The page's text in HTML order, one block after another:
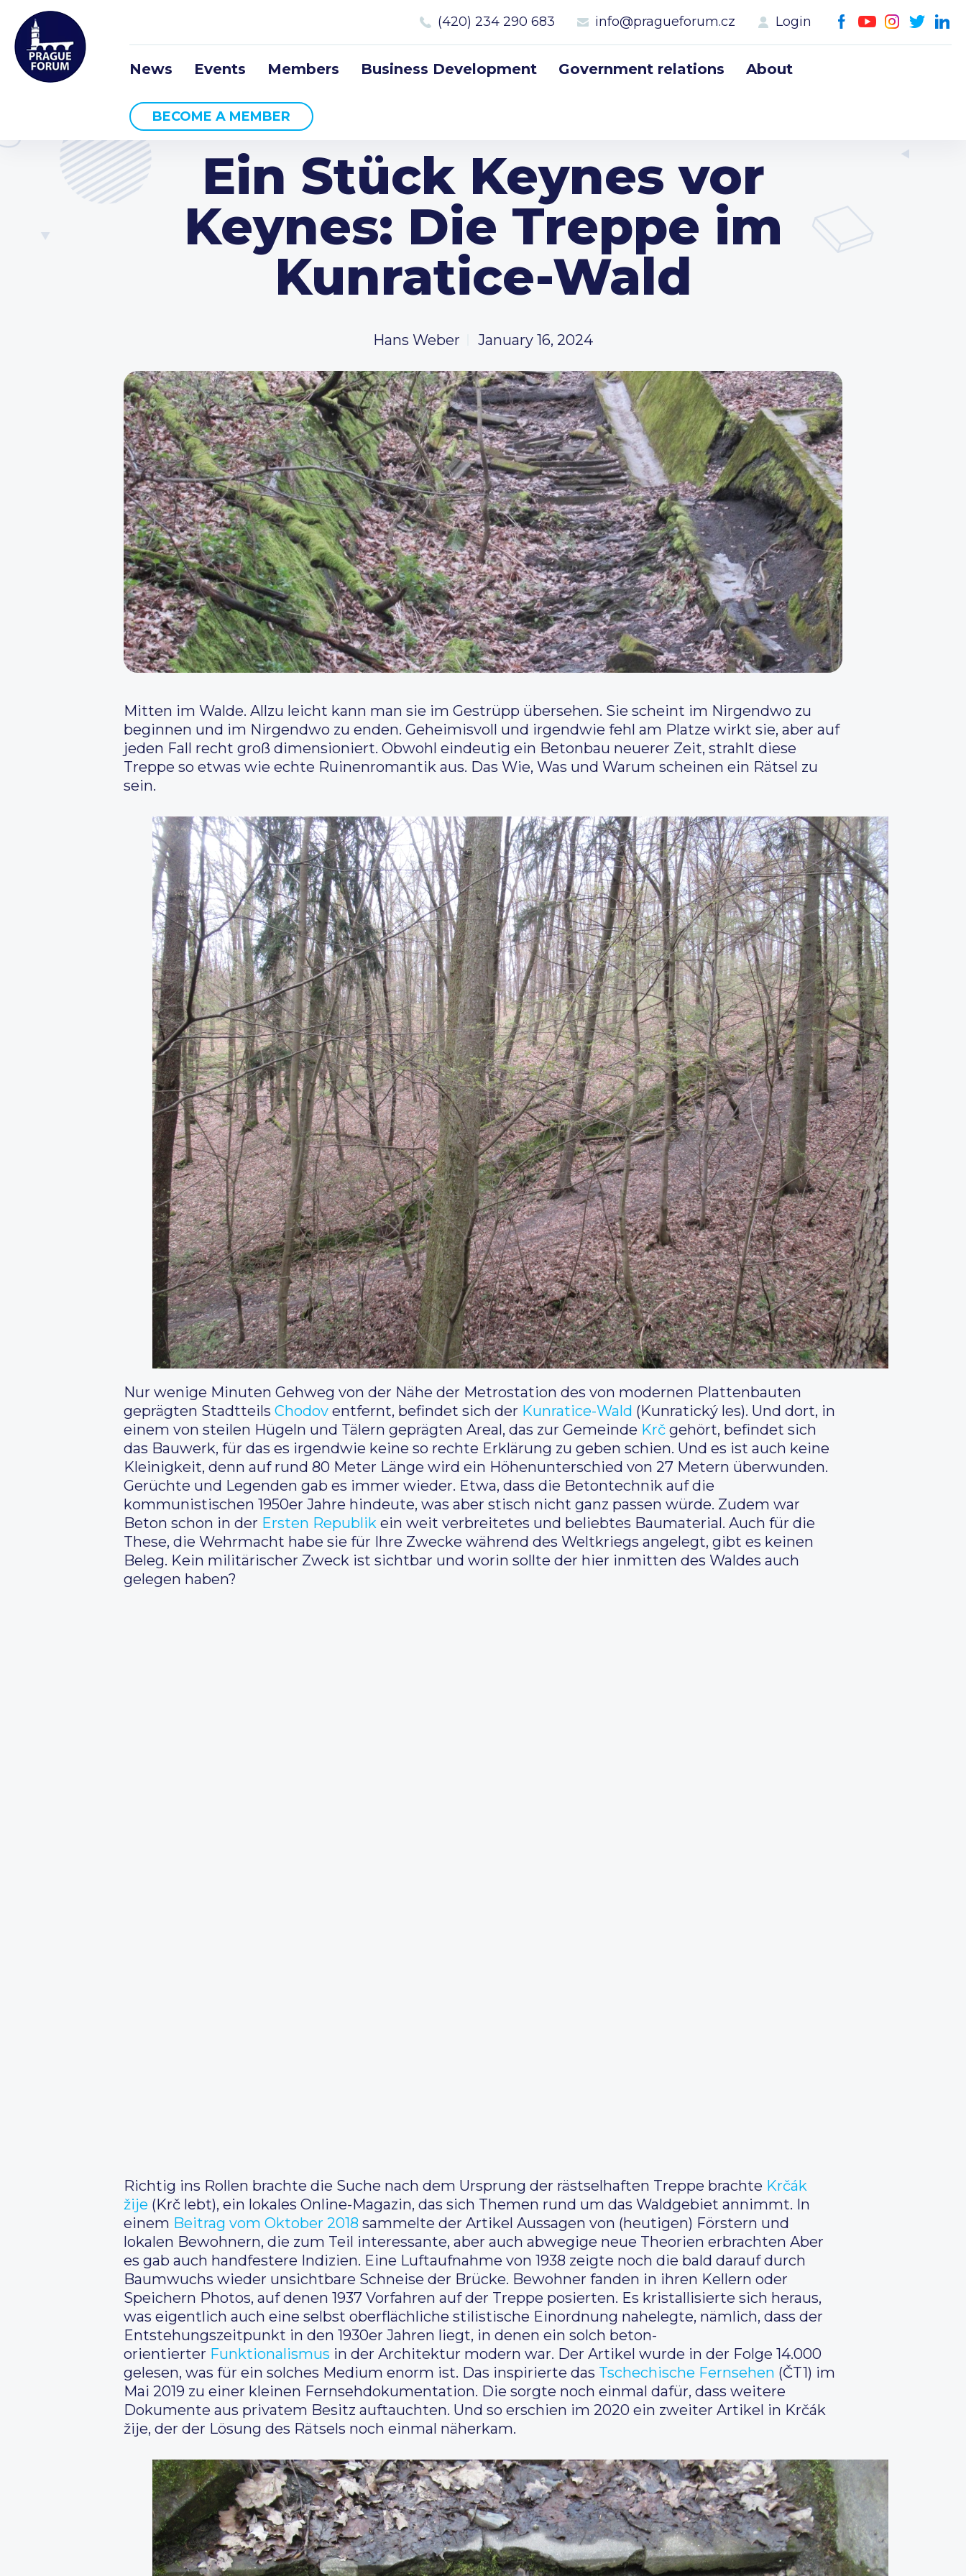
(420) 234 290 683 info@pragueforum.cz Login
News Events Members Business Development Government relations About
BECOME A MEMBER
Ein Stück Keynes vor
Keynes: Die Treppe im
Kunratice-Wald
Hans Weber January 16, 2024
Mitten im Walde. Allzu leicht kann man sie im Gestrüpp übersehen. Sie scheint im Nirgendwo zu
beginnen und im Nirgendwo zu enden. Geheimisvoll und irgendwie fehl am Platze wirkt sie, aber auf
jeden Fall recht groß dimensioniert. Obwohl eindeutig ein Betonbau neuerer Zeit, strahlt diese
Treppe so etwas wie echte Ruinenromantik aus. Das Wie, Was und Warum scheinen ein Rätsel zu
sein.
Nur wenige Minuten Gehweg von der Nähe der Metrostation des von modernen Plattenbauten
geprägten Stadtteils Chodov entfernt, befindet sich der Kunratice-Wald (Kunratický les). Und dort, in
einem von steilen Hügeln und Tälern geprägten Areal, das zur Gemeinde Krč gehört, befindet sich
das Bauwerk, für das es irgendwie keine so rechte Erklärung zu geben schien. Und es ist auch keine
Kleinigkeit, denn auf rund 80 Meter Länge wird ein Höhenunterschied von 27 Metern überwunden.
Gerüchte und Legenden gab es immer wieder. Etwa, dass die Betontechnik auf die
kommunistischen 1950er Jahre hindeute, was aber stisch nicht ganz passen würde. Zudem war
Beton schon in der Ersten Republik ein weit verbreitetes und beliebtes Baumaterial. Auch für die
These, die Wehrmacht habe sie für Ihre Zwecke während des Weltkriegs angelegt, gibt es keinen
Beleg. Kein militärischer Zweck ist sichtbar und worin sollte der hier inmitten des Waldes auch
gelegen haben?
Richtig ins Rollen brachte die Suche nach dem Ursprung der rästselhaften Treppe brachte Krčák
žije (Krč lebt), ein lokales Online-Magazin, das sich Themen rund um das Waldgebiet annimmt. In
einem Beitrag vom Oktober 2018 sammelte der Artikel Aussagen von (heutigen) Förstern und
lokalen Bewohnern, die zum Teil interessante, aber auch abwegige neue Theorien erbrachten Aber
es gab auch handfestere Indizien. Eine Luftaufnahme von 1938 zeigte noch die bald darauf durch
Baumwuchs wieder unsichtbare Schneise der Brücke. Bewohner fanden in ihren Kellern oder
Speichern Photos, auf denen 1937 Vorfahren auf der Treppe posierten. Es kristallisierte sich heraus,
was eigentlich auch eine selbst oberflächliche stilistische Einordnung nahelegte, nämlich, dass der
Entstehungszeitpunkt in den 1930er Jahren liegt, in denen ein solch beton-
orientierter Funktionalismus in der Architektur modern war. Der Artikel wurde in der Folge 14.000
gelesen, was für ein solches Medium enorm ist. Das inspirierte das Tschechische Fernsehen (ČT1) im
Mai 2019 zu einer kleinen Fernsehdokumentation. Die sorgte noch einmal dafür, dass weitere
Dokumente aus privatem Besitz auftauchten. Und so erschien im 2020 ein zweiter Artikel in Krčák
žije, der der Lösung des Rätsels noch einmal näherkam.